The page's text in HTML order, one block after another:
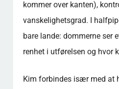
kommer over kanten),
vanskelighetsgrad. I
bare lande: dommerne ser
renhet i utførelsen og hvor
Kim forbindes især med at